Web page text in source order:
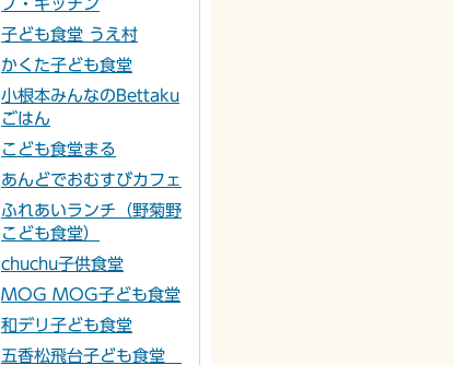
プ・キッチン
子ども食堂 うえ村
かくた子ども食堂
小根本みんなのBettaku
ごはん
こども食堂まる
あんどでおむすびカフェ
ふれあいランチ（野菊野
こども食堂）
chuchu子供食堂
MOG MOG子ども食堂
和デリ子ども食堂
五香松飛台子ども食堂